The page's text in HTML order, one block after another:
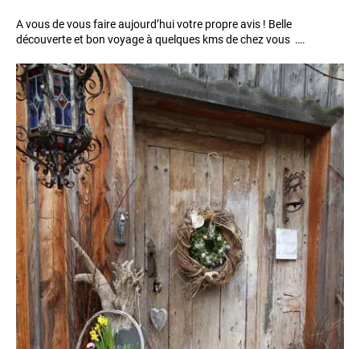
A vous de vous faire aujourd’hui votre propre avis ! Belle
découverte et bon voyage à quelques kms de chez vous ….